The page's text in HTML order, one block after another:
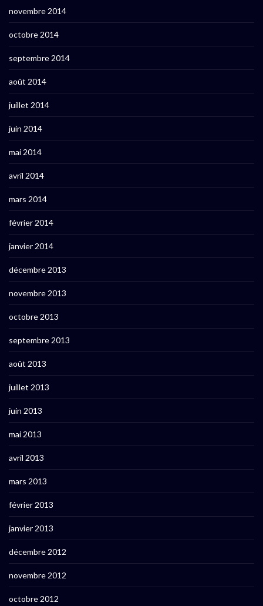
novembre 2014
octobre 2014
septembre 2014
août 2014
juillet 2014
juin 2014
mai 2014
avril 2014
mars 2014
février 2014
janvier 2014
décembre 2013
novembre 2013
octobre 2013
septembre 2013
août 2013
juillet 2013
juin 2013
mai 2013
avril 2013
mars 2013
février 2013
janvier 2013
décembre 2012
novembre 2012
octobre 2012